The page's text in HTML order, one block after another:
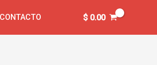
CONTACTO $0.00